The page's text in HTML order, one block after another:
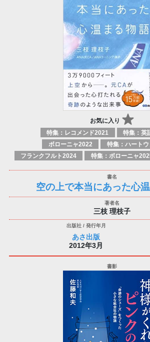
お気に入り
特集：レコメンド2021
特集：英
ボローニャ2022
フランクフルト2024
特集：ボローニャ
空の上で本当にあった心
三枝 理枝子
あさ出版
2012年3月